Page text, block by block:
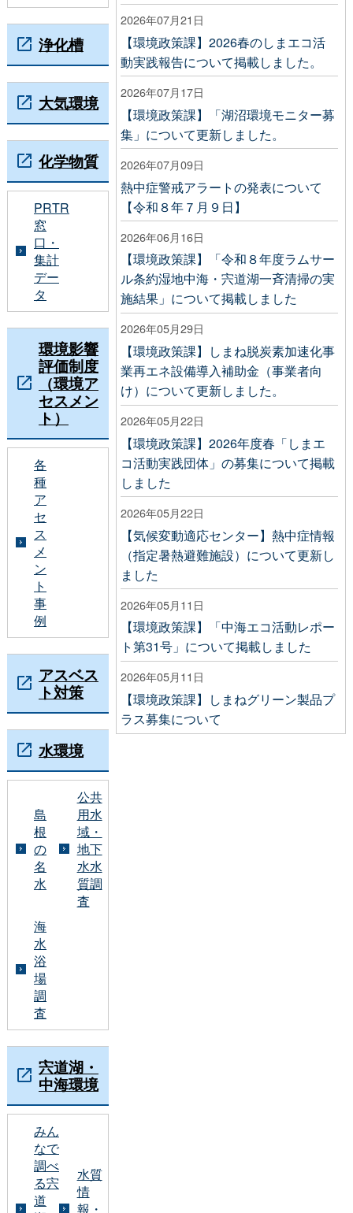
2026年07月21日
【環境政策課】2026春のしまエコ活
動実践報告について掲載しました。
2026年07月17日
【環境政策課】「湖沼環境モニター募
集」について更新しました。
2026年07月09日
熱中症警戒アラートの発表について
【令和８年７月９日】
2026年06月16日
【環境政策課】「令和８年度ラムサー
ル条約湿地中海・宍道湖一斉清掃の実
施結果」について掲載しました
2026年05月29日
【環境政策課】しまね脱炭素加速化事
業再エネ設備導入補助金（事業者向
け）について更新しました。
2026年05月22日
【環境政策課】2026年度春「しまエ
コ活動実践団体」の募集について掲載
しました
2026年05月22日
【気候変動適応センター】熱中症情報
（指定暑熱避難施設）について更新し
ました
2026年05月11日
【環境政策課】「中海エコ活動レポー
ト第31号」について掲載しました
2026年05月11日
【環境政策課】しまねグリーン製品プ
ラス募集について
浄化槽
大気環境
化学物質
PRTR
窓
口・
集計
デー
タ
環境影響
評価制度
（環境ア
セスメン
ト）
各
種
ア
セ
ス
メ
ン
ト
事
例
アスベス
ト対策
水環境
島
根
の
名
水
公共
用水
域・
地下
水水
質調
査
海
水
浴
場
調
査
宍道湖・
中海環境
みん
なで
調べ
る宍
道
水質
情
報・